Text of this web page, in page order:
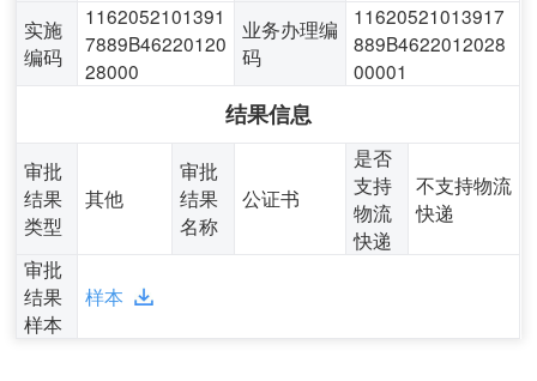
实施
编码
1162052101391
7889B46220120
28000
业务办理编
码
11620521013917
889B4622012028
00001
结果信息
审批
结果
类型
其他
审批
结果
名称
公证书
是否
支持
物流
快递
不支持物流
快递
审批
结果
样本
样本